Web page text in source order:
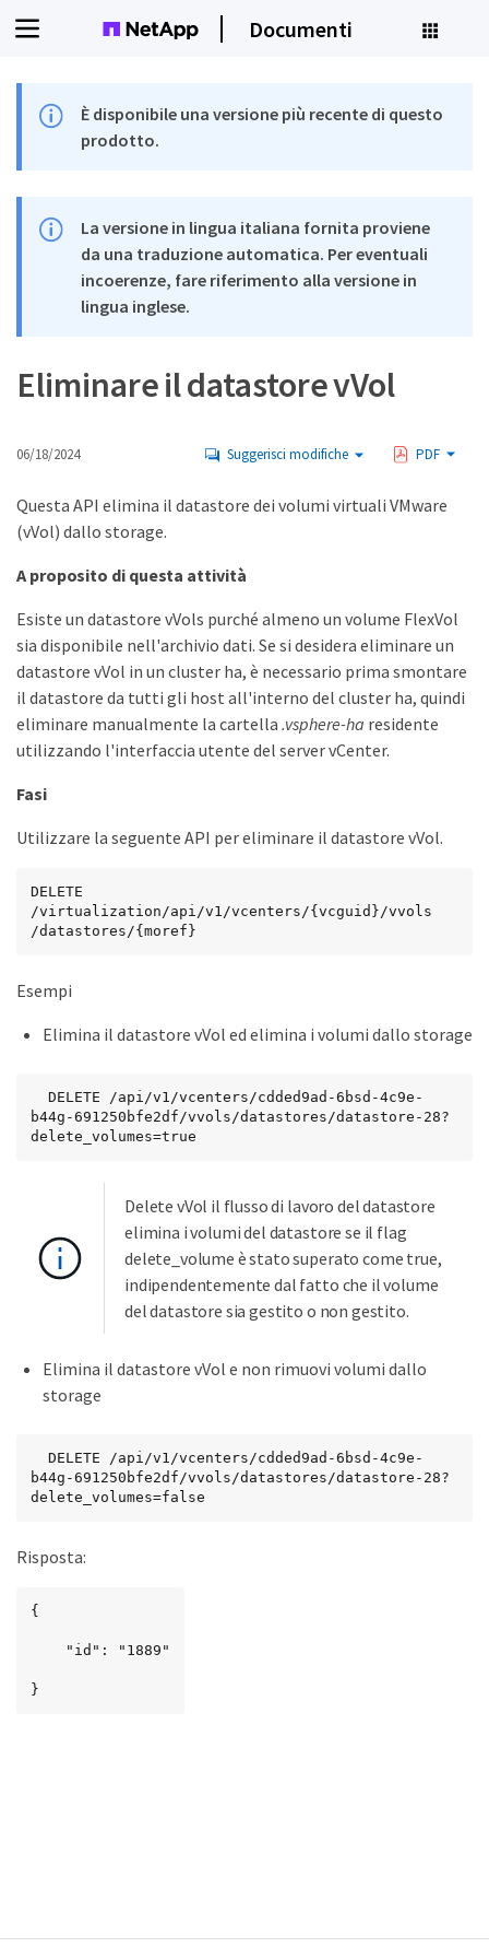
Documenti
È disponibile una versione più recente di questo
prodotto.
La versione in lingua italiana fornita proviene
da una traduzione automatica. Per eventuali
incoerenze, fare riferimento alla versione in
lingua inglese.
Eliminare il datastore vVol
06/18/2024 Suggerisci modifiche PDF
Questa API elimina il datastore dei volumi virtuali VMware
(vVol) dallo storage.
A proposito di questa attività
Esiste un datastore vVols purché almeno un volume FlexVol
sia disponibile nell'archivio dati. Se si desidera eliminare un
datastore vVol in un cluster ha, è necessario prima smontare
il datastore da tutti gli host all'interno del cluster ha, quindi
eliminare manualmente la cartella .vsphere-ha residente
utilizzando l'interfaccia utente del server vCenter.
Fasi
Utilizzare la seguente API per eliminare il datastore vVol.
DELETE
​/virtualization​/api​/v1​/vcenters​/{vcguid}​/vvols​
/datastores​/{moref}
Esempi
Elimina il datastore vVol ed elimina i volumi dallo storage
b44g-691250bfe2df/vvols/datastores/datastore-28?
delete_volumes=true
Delete vVol il flusso di lavoro del datastore
elimina i volumi del datastore se il flag
delete_volume è stato superato come true,
indipendentemente dal fatto che il volume
del datastore sia gestito o non gestito.
Elimina il datastore vVol e non rimuovi volumi dallo
storage
b44g-691250bfe2df/vvols/datastores/datastore-28?
delete_volumes=false
Risposta:
{
}